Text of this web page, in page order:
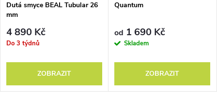
Dutá smyce BEAL Tubular 26
mm
4 890 Kč
Do 3 týdnů
ZOBRAZIT
Quantum
od 1 690 Kč
Skladem
ZOBRAZIT